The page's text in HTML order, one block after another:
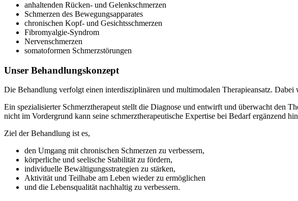
anhaltenden Rücken- und Gelenkschmerzen
Schmerzen des Bewegungsapparates
chronischen Kopf- und Gesichtsschmerzen
Fibromyalgie-Syndrom
Nervenschmerzen
somatoformen Schmerzstörungen
Unser Behandlungskonzept
Die Behandlung verfolgt einen interdisziplinären und multimodalen Therapieansatz.
Ein spezialisierter Schmerztherapeut stellt die Diagnose und entwirft und überwacht den
nicht im Vordergrund kann seine schmerztherapeutische Expertise bei Bedarf ergänzend
Ziel der Behandlung ist es,
den Umgang mit chronischen Schmerzen zu verbessern,
körperliche und seelische Stabilität zu fördern,
individuelle Bewältigungsstrategien zu stärken,
Aktivität und Teilhabe am Leben wieder zu ermöglichen
und die Lebensqualität nachhaltig zu verbessern.